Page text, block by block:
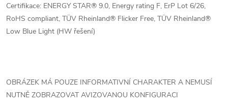
Certifikace: ENERGY STAR® 9.0, Energy rating F, ErP Lot 6/26,
RoHS compliant, TÜV Rheinland® Flicker Free, TÜV Rheinland®
Low Blue Light (HW řešení)
OBRÁZEK MÁ POUZE INFORMATIVNÍ CHARAKTER A NEMUSÍ
NUTNĚ ZOBRAZOVAT AVIZOVANOU KONFIGURACI